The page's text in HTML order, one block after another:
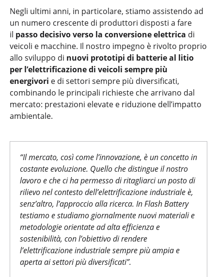
Negli ultimi anni, in particolare, stiamo assistendo ad
un numero crescente di produttori disposti a fare
il passo decisivo verso la conversione elettrica di
veicoli e macchine. Il nostro impegno è rivolto proprio
allo sviluppo di nuovi prototipi di batterie al litio
per l’elettrificazione di veicoli sempre più
energivori e di settori sempre più diversificati,
combinando le principali richieste che arrivano dal
mercato: prestazioni elevate e riduzione dell’impatto
ambientale.
“Il mercato, così come l’innovazione, è un concetto in
costante evoluzione. Quello che distingue il nostro
lavoro e che ci ha permesso di ritagliarci un posto di
rilievo nel contesto dell’elettrificazione industriale è,
senz’altro, l’approccio alla ricerca. In Flash Battery
testiamo e studiamo giornalmente nuovi materiali e
metodologieorientate ad alta efficienza e
sostenibilità, con l’obiettivo di rendere
l’elettrificazione industriale sempre più ampia e
aperta ai settori più diversificati”.